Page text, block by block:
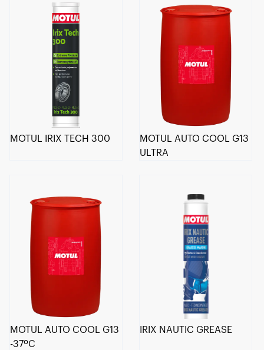
MOTUL IRIX TECH 300
MOTUL AUTO COOL G13
ULTRA
MOTUL AUTO COOL G13
-37ºC
IRIX NAUTIC GREASE